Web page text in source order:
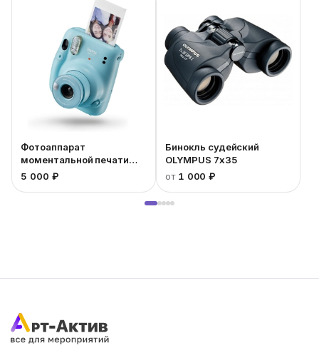
Фотоаппарат
моментальной печати
«Инстакс»
5 000 ₽
Бинокль судейский
OLYMPUS 7x35
от 1 000 ₽